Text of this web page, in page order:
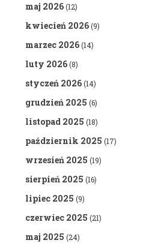
maj 2026(12)
kwiecień 2026(9)
marzec 2026(14)
luty 2026(8)
styczeń 2026(14)
grudzień 2025 (6)
listopad 2025 (18)
październik 2025 (17)
wrzesień 2025 (19)
sierpień 2025 (16)
lipiec 2025 (9)
czerwiec 2025 (21)
maj 2025 (24)